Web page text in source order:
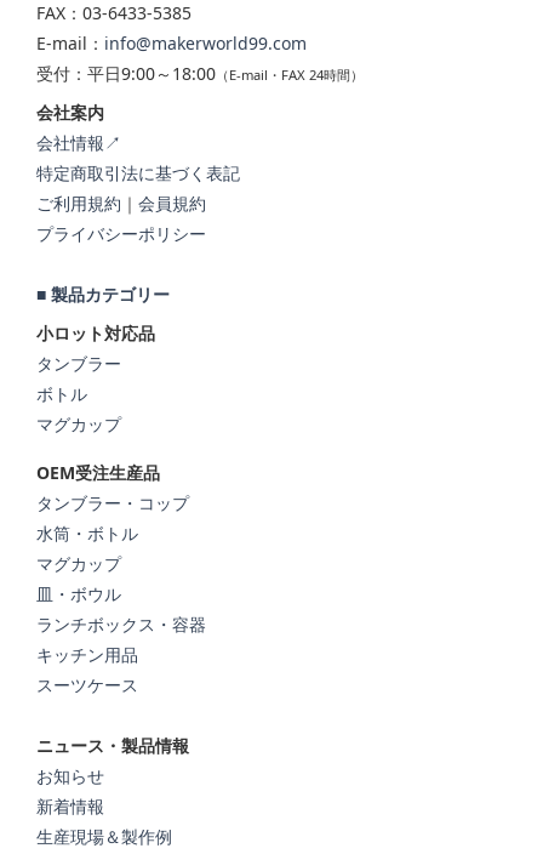
FAX：03-6433-5385
E-mail： info@makerworld99.com
受付：平日9:00～18:00 （E-mail・FAX 24時間）
会社案内
会社情報↗
特定商取引法に基づく表記
ご利用規約 ｜ 会員規約
プライバシーポリシー
■ 製品カテゴリー
小ロット対応品
タンブラー
ボトル
マグカップ
OEM受注生産品
タンブラー・コップ
水筒・ボトル
マグカップ
皿・ボウル
ランチボックス・容器
キッチン用品
スーツケース
ニュース・製品情報
お知らせ
新着情報
生産現場＆製作例